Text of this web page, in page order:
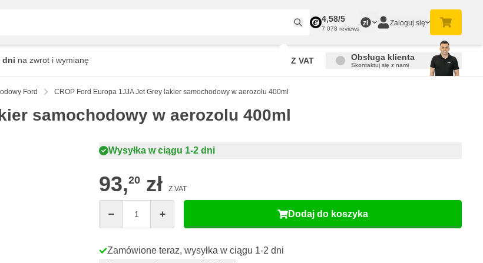
4,58/5
7 078 reviews
zł Zaloguj się
dni na zwrot i wymianę Z VAT Obsługa klienta
Skontaktuj się z nami
Ford CROP Ford Europa 1JJA Jet Grey lakier samochodowy w aerozolu 400ml
samochodowy w aerozolu 400ml
Wysyłka w ciągu 1-2 dni
93,20 zł Z VAT
Dodaj do koszyka
Zamówione teraz, wysyłka w ciągu 1-2 dni